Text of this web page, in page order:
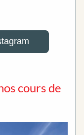
cours de